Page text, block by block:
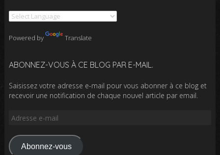
Powered by Translate
ABONNEZ-VOUS À CE BLOG PAR E-MAIL.
Saisissez votre adresse e-mail pour vous abonner à ce blog et
recevoir une notification de chaque nouvel article par email.
Adresse
mail
Abonnez-vous